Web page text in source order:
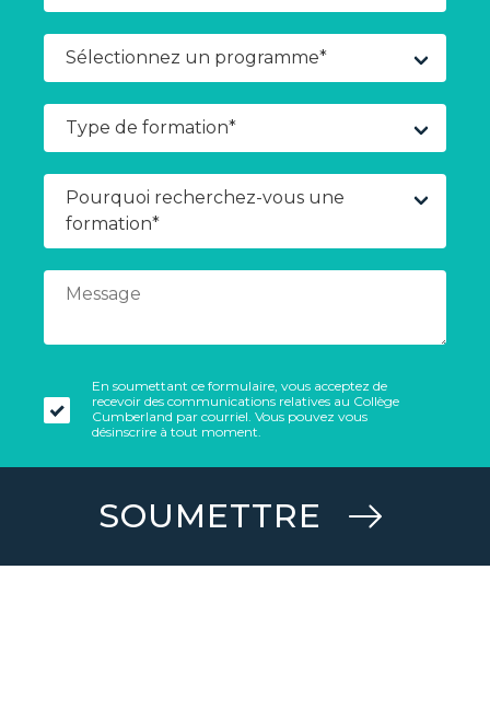
En soumettant ce formulaire, vous acceptez de
recevoir des communications relatives au Collège
Cumberland par courriel. Vous pouvez vous
désinscrire à tout moment.
SOUMETTRE